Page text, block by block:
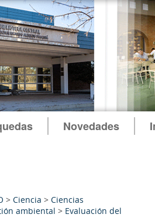
Novedades
> Ciencia > Ciencias
ambiental > Evaluación del